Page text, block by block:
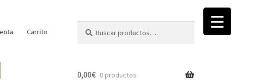
Carrito
por:
0,00€ 0 productos